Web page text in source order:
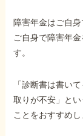
障害年金はご自身
ご自身で障害年
す。
「診断書は書い
取りが不安」と
ことをおすすめし